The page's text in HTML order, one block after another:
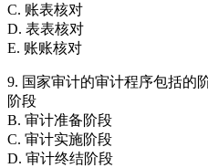
C. 账表核对
D. 表表核对
E. 账账核对
9. 国家审计的审计程序包括的
阶段
B. 审计准备阶段
C. 审计实施阶段
D. 审计终结阶段